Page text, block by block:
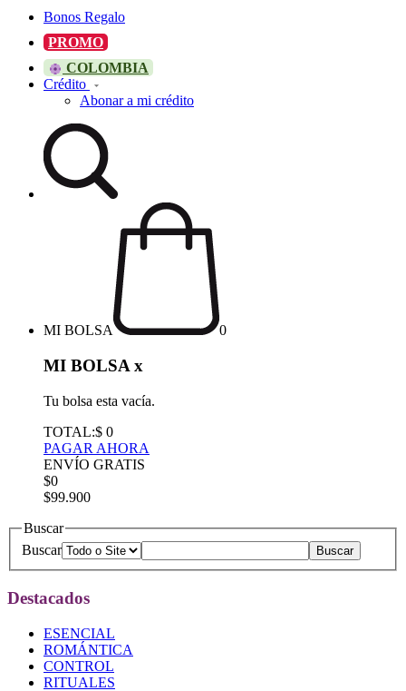
Bonos Regalo
PROMO
COLOMBIA
Crédito
Abonar a mi crédito
MI BOLSA 0
MI BOLSA x
Tu bolsa esta vacía.
TOTAL:$ 0
PAGAR AHORA
ENVÍO GRATIS
$0
$99.900
Buscar
Buscar
Destacados
ESENCIAL
ROMÁNTICA
CONTROL
RITUALES